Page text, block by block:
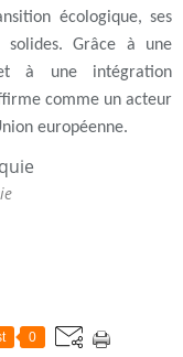
écologique, ses
solides. Grâce à une
et à une intégration
comme un acteur
européenne.
0